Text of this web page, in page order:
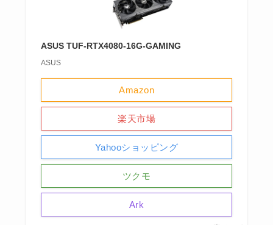
ASUS TUF-RTX4080-16G-GAMING
ASUS
Amazon
楽天市場
Yahooショッピング
ツクモ
Ark